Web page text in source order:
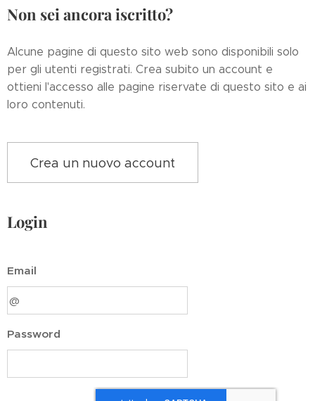
Non sei ancora iscritto?
Alcune pagine di questo sito web sono disponibili solo
per gli utenti registrati. Crea subito un account e
ottieni l'accesso alle pagine riservate di questo sito e ai
loro contenuti.
Crea un nuovo account
Login
Email
Password